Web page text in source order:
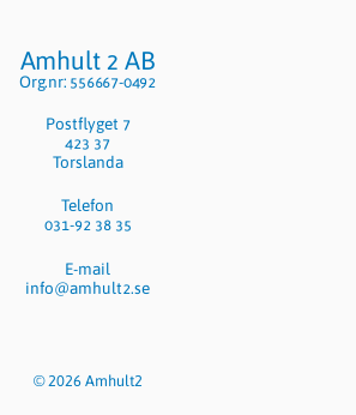
Amhult 2 AB
Org.nr: 556667-0492
Postflyget 7
423 37
Torslanda
Telefon
031-92 38 35
E-mail
info@amhult2.se
© 2026 Amhult2